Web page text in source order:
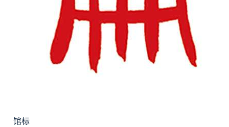
馆标